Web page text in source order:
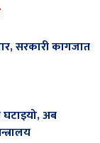
सरकारी कागजात
घटाइयो, अब